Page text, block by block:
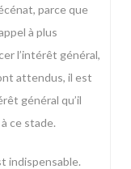
parce que
à plus
l’intérêt général,
attendus, il est
général qu’il
ce stade.
indispensable.